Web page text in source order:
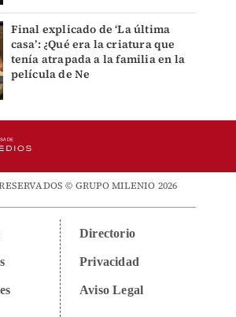
Final explicado de ‘La última
casa’: ¿Qué era la criatura que
tenía atrapada a la familia en la
película de Ne
© GRUPO MILENIO 2026
Directorio
Privacidad
Aviso Legal